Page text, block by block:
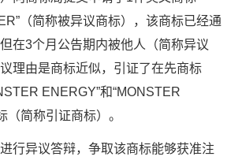
（简称被异议商标），该商标已经通
在3个月公告期内被他人（简称异议
理由是商标近似，引证了在先商标
ENERGY”和“MONSTER
（简称引证商标）。
行异议答辩，争取该商标能够获准注